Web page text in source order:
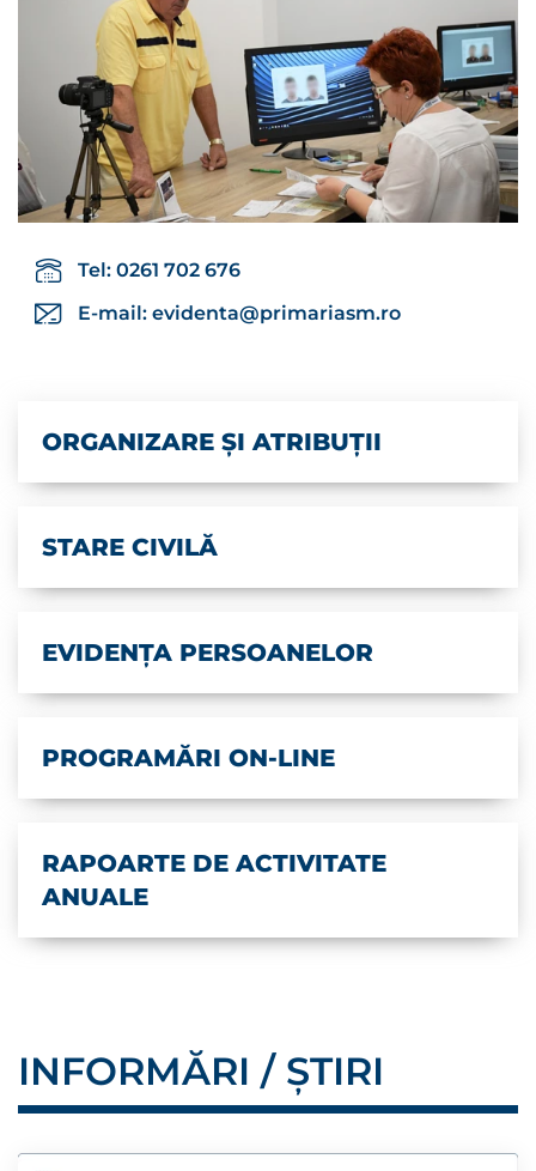
Tel: 0261 702 676
E-mail: evidenta@primariasm.ro
ORGANIZARE ȘI ATRIBUȚII
STARE CIVILĂ
EVIDENȚA PERSOANELOR
PROGRAMĂRI ON-LINE
RAPOARTE DE ACTIVITATE
ANUALE
INFORMĂRI / ȘTIRI